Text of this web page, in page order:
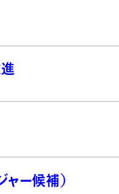
ャー候補）